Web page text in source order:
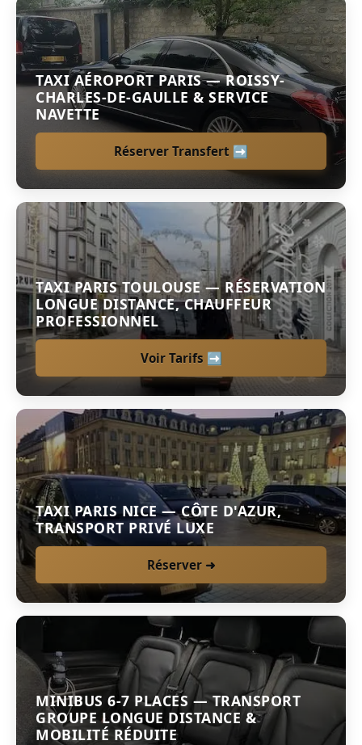
TAXI AÉROPORT PARIS — ROISSY-
CHARLES-DE-GAULLE & SERVICE
NAVETTE
Réserver Transfert ➡︎
TAXI PARIS TOULOUSE — RÉSERVATION
LONGUE DISTANCE, CHAUFFEUR
PROFESSIONNEL
Voir Tarifs ➡︎
TAXI PARIS NICE — CÔTE D'AZUR,
TRANSPORT PRIVÉ LUXE
Réserver ➜
MINIBUS 6-7 PLACES — TRANSPORT
GROUPE LONGUE DISTANCE &
MOBILITÉ RÉDUITE